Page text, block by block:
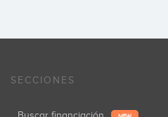
SECCIONES